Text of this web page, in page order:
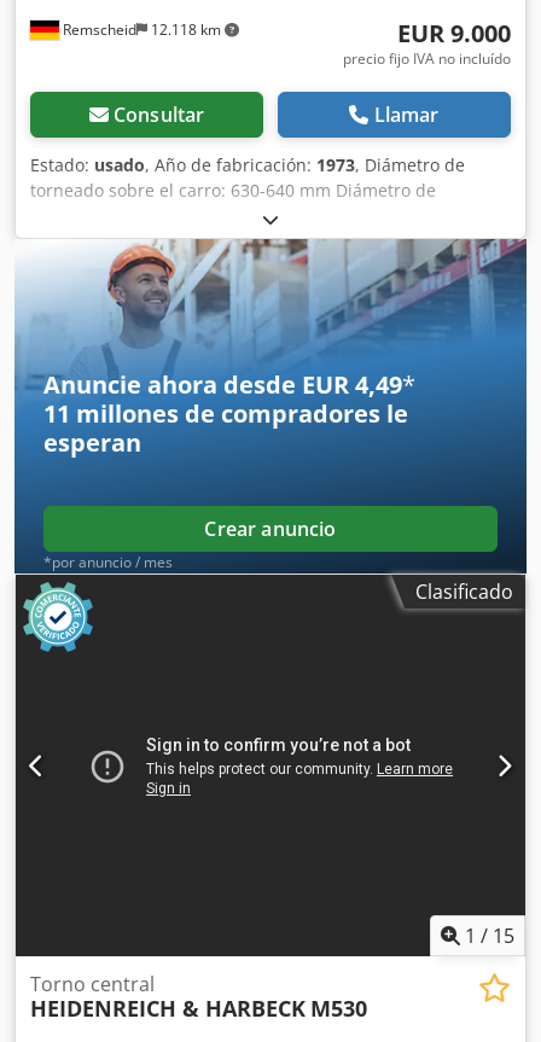
Remscheid 12.118 km EUR 9.000
precio fijo IVA no incluído
Consultar Llamar
Estado: usado, Año de fabricación: 1973, Diámetro de
torneado sobre el carro: 630-640 mm Diámetro de
torneado sobre el contrapunto: aproximadamente 380 mm
Crsdpfeztfwrsx Ap Aef Longitud de torneado:
aproximadamente 2000-4000 mm Potencia total requerida:
15 kW Peso de la máquina: aproximadamente 7-8
toneladas
Anuncie ahora desde EUR 4,49*
11 millones de compradores le
esperan
Crear anuncio
*por anuncio / mes
Clasificado
1 / 15
Torno central
HEIDENREICH & HARBECK M530